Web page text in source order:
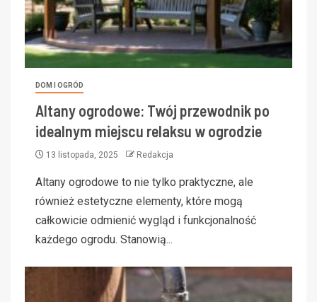
DOM I OGRÓD
Altany ogrodowe: Twój przewodnik po
idealnym miejscu relaksu w ogrodzie
13 listopada, 2025 Redakcja
Altany ogrodowe to nie tylko praktyczne, ale
również estetyczne elementy, które mogą
całkowicie odmienić wygląd i funkcjonalność
każdego ogrodu. Stanowią...